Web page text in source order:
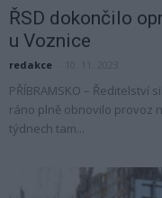
ŘSD dokončilo
u Voznice
redakce
PŘÍBRAMSKO – Ředitelství
ráno plně obnovilo provoz
týdnech tam...